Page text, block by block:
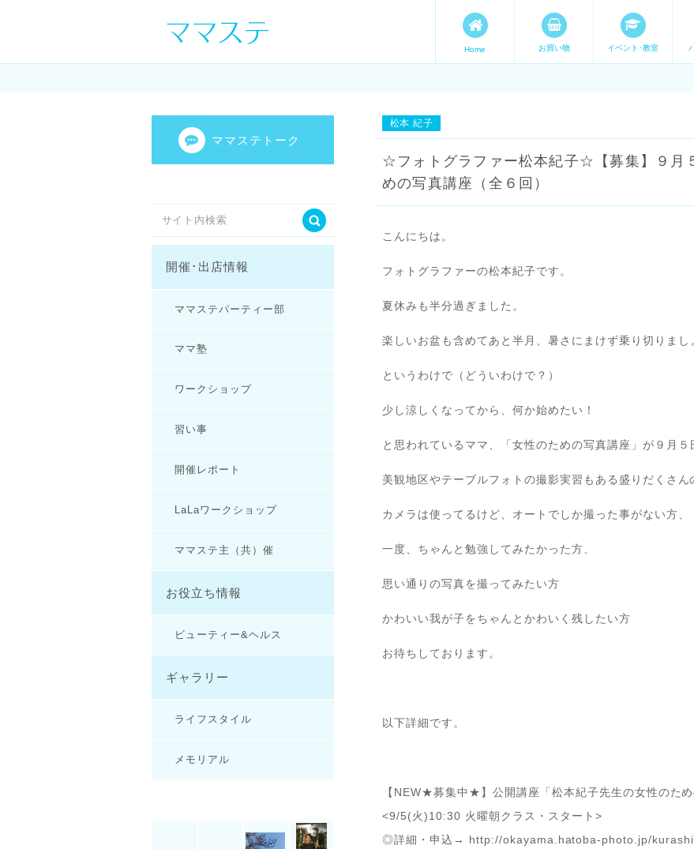
ママの才能発信します。 手づくり表現ステー
Home お買い物 イベント･教室
松本 紀子
☆フォトグラファー松本紀子☆【募集】９月
めの写真講座（全６回）
こんにちは。
フォトグラファーの松本紀子です。
夏休みも半分過ぎました。
楽しいお盆も含めてあと半月、暑さにまけず乗り切りまし
というわけで（どういわけで？）
少し涼しくなってから、何か始めたい！
と思われているママ、「女性のための写真講座」が９月５
美観地区やテーブルフォトの撮影実習もある盛りだくさん
カメラは使ってるけど、オートでしか撮った事がない方、
一度、ちゃんと勉強してみたかった方、
思い通りの写真を撮ってみたい方
かわいい我が子をちゃんとかわいく残したい方
お待ちしております。
以下詳細です。
【NEW★募集中★】公開講座「松本紀子先生の女性のため
<9/5(火)10:30 火曜朝クラス・スタート>
◎詳細・申込→ http://okayama.hatoba-photo.jp/
ママステトーク
開催･出店情報
ママステパーティー部
ママ塾
ワークショップ
習い事
開催レポート
LaLaワークショップ
ママステ主（共）催
お役立ち情報
ビューティー&ヘルス
ギャラリー
ライフスタイル
メモリアル